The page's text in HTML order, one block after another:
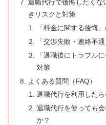
退職代行で後悔したく
きリスクと対策
「料金に関する後悔
「交渉失敗・連絡不
「退職後にトラブル
対策
よくある質問（FAQ）
退職代行を利用した
退職代行を使っても
か？